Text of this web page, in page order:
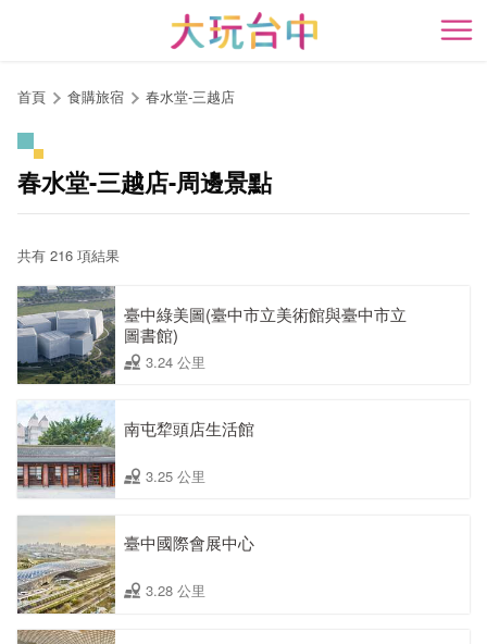
開
首頁 食購旅宿 春水堂-三越店
春水堂-三越店-周邊景點
共有 216 項結果
臺中綠美圖(臺中市立美術館與臺中市立
圖書館)
3.24 公里
南屯犂頭店生活館
3.25 公里
臺中國際會展中心
3.28 公里